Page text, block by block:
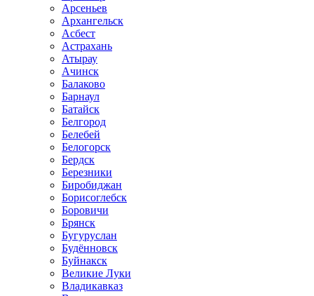
Арсеньев
Архангельск
Асбест
Астрахань
Атырау
Ачинск
Балаково
Барнаул
Батайск
Белгород
Белебей
Белогорск
Бердск
Березники
Биробиджан
Борисоглебск
Боровичи
Брянск
Бугуруслан
Будённовск
Буйнакск
Великие Луки
Владикавказ